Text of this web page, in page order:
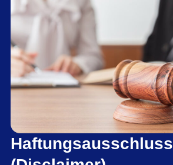
Haftungsausschluss